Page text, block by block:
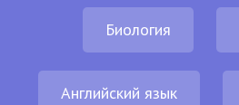
Биология
Английский язык